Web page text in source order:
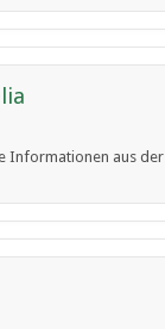
Informationen aus